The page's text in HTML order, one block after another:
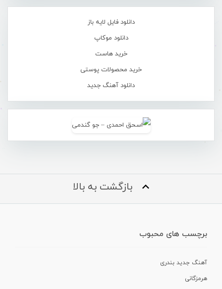
دانلود فایل لایه باز
دانلود موکاپ
خرید هاست
خرید محصولات پوستی
دانلود آهنگ جدید
بازگشت به بالا
برچسب های محبوب
آهنگ جدید بندری
هرمزگانی